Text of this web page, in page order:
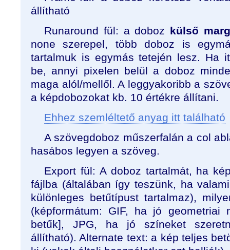
állítható
Runaround fül: a doboz külső
none szerepel, több doboz is
tartalmuk is egymás tetején lesz. Ha
be, annyi pixelen belül a doboz
maga alól/mellől. A leggyakoribb a
a képdobozokat kb. 10 értékre állítani.
Ehhez szemléltető anyag itt található
A szövegdoboz műszerfalán a col
hasábos legyen a szöveg.
Export fül: A doboz tartalmát, ha
fájlba (általában így teszünk, ha
különleges betűtípust tartalmaz),
(képformátum: GIF, ha jó geometriai
betűk], JPG, ha jó színeket
állítható). Alternate text: a kép teljes